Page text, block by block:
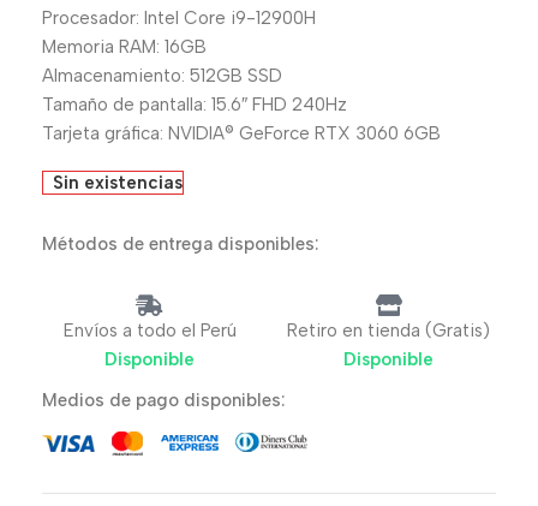
Procesador: Intel Core i9-12900H
Memoria RAM: 16GB
Almacenamiento: 512GB SSD
Tamaño de pantalla: 15.6″ FHD 240Hz
Tarjeta gráfica: NVIDIA® GeForce RTX 3060 6GB
Sin existencias
Métodos de entrega disponibles:
Envíos a todo el Perú
Disponible
Retiro en tienda (Gratis)
Disponible
Medios de pago disponibles: